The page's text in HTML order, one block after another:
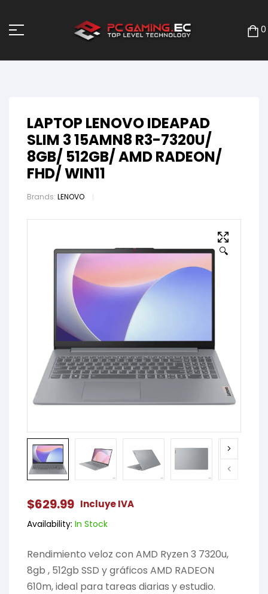
0
LAPTOP LENOVO IDEAPAD
SLIM 3 15AMN8 R3-7320U/
8GB/ 512GB/ AMD RADEON/
FHD/ WIN11
Brands: LENOVO
🔍
$629.99 Incluye IVA
Availability: In Stock
Rendimiento veloz con AMD Ryzen 3 7320u,
8gb , 512gb SSD y gráficos AMD RADEON
610m, ideal para tareas diarias y estudio.